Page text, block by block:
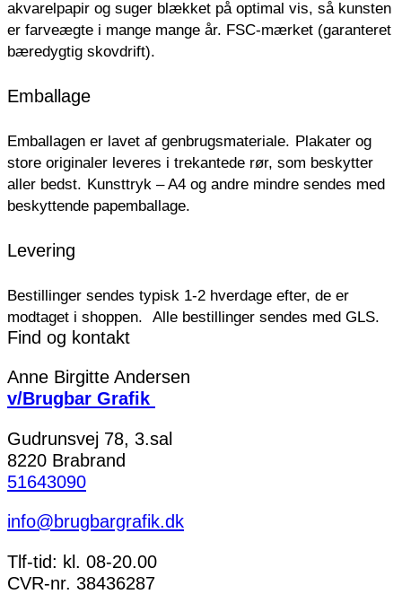
akvarelpapir og suger blækket på optimal vis, så kunsten
er farveægte i mange mange år. FSC-mærket (garanteret
bæredygtig skovdrift).
Emballage
Emballagen er lavet af genbrugsmateriale. Plakater og
store originaler leveres i trekantede rør, som beskytter
aller bedst. Kunsttryk – A4 og andre mindre sendes med
beskyttende papemballage.
Levering
Bestillinger sendes typisk 1-2 hverdage efter, de er
modtaget i shoppen. Alle bestillinger sendes med GLS.
Find og kontakt
Anne Birgitte Andersen
v/Brugbar Grafik
Gudrunsvej 78, 3.sal
8220 Brabrand
51643090
info@brugbargrafik.dk
Tlf-tid: kl. 08-20.00
CVR-nr. 38436287